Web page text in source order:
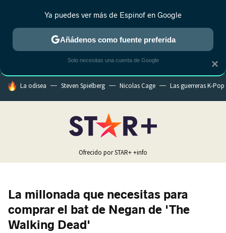
MENÚ NUEVO
ESTRENOS REALITY ANIME RANKINGS CINE
HOY SE HABLA DE
La odisea Steven Spielberg Nicolas Cage Las guerreras K-Pop
Ofrecido por STAR++info
La millonada que necesitas para
comprar el bat de Negan de 'The
Walking Dead'
×
Ya puedes ver más de Espinof en Google
Añádenos como fuente preferida
Solo necesitas una cuenta de Google